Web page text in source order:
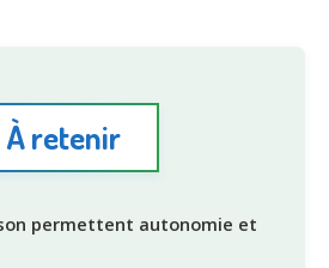
À retenir
permettent autonomie et